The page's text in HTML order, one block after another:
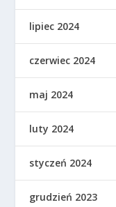
lipiec 2024
czerwiec 2024
maj 2024
luty 2024
styczeń 2024
grudzień 2023